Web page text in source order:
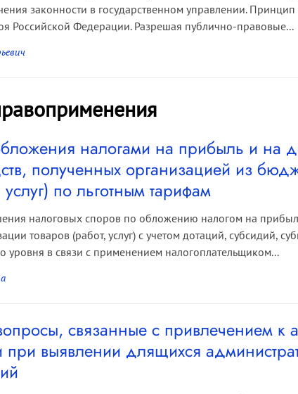
законности в государственном управлении. Принцип
Российской Федерации. Разрешая публично-правовые...
налогами на прибыль и на
полученных организацией из
услуг) по льготным тарифам
налоговых споров по обложению налогом на
товаров (работ, услуг) с учетом дотаций, субсидий,
уровня в связи с применением налогоплательщиком...
связанные с привлечением к
при выявлении длящихся